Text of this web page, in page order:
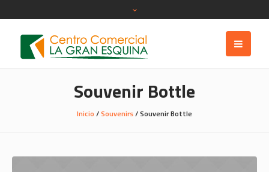
Souvenir Bottle
Inicio /Souvenirs/ Souvenir Bottle